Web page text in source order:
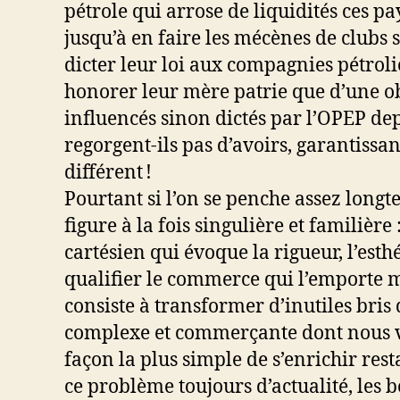
pétrole qui arrose de liquidités ces
jusqu’à en faire les mécènes de
dicter leur loi aux compagnies
honorer leur mère patrie que d’une
influencés sinon dictés par l’OPEP
regorgent-ils pas d’avoirs,
différent !
Pourtant si l’on se penche assez
figure à la fois singulière et familière
cartésien qui évoque la rigueur,
qualifier le commerce qui l’emporte
consiste à transformer d’inutiles
complexe et commerçante dont nous
façon la plus simple de s’enrichir
ce problème toujours d’actualité, les